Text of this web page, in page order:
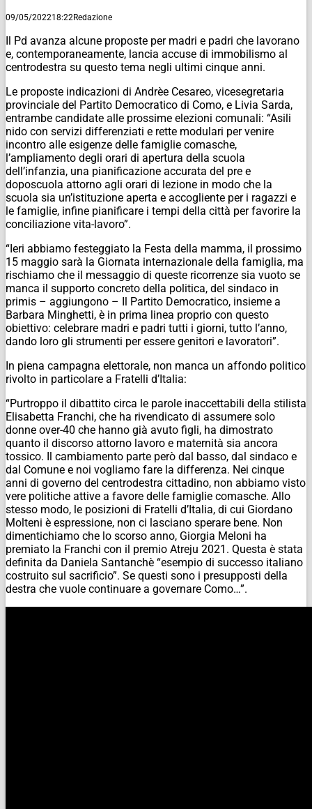
09/05/202218:22Redazione
Il Pd avanza alcune proposte per madri e padri che lavorano
e, contemporaneamente, lancia accuse di immobilismo al
centrodestra su questo tema negli ultimi cinque anni.
Le proposte indicazioni di Andrèe Cesareo, vicesegretaria
provinciale del Partito Democratico di Como, e Livia Sarda,
entrambe candidate alle prossime elezioni comunali: “Asili
nido con servizi differenziati e rette modulari per venire
incontro alle esigenze delle famiglie comasche,
l’ampliamento degli orari di apertura della scuola
dell’infanzia, una pianificazione accurata del pre e
doposcuola attorno agli orari di lezione in modo che la
scuola sia un’istituzione aperta e accogliente per i ragazzi e
le famiglie, infine pianificare i tempi della città per favorire la
conciliazione vita-lavoro”.
“Ieri abbiamo festeggiato la Festa della mamma, il prossimo
15 maggio sarà la Giornata internazionale della famiglia, ma
rischiamo che il messaggio di queste ricorrenze sia vuoto se
manca il supporto concreto della politica, del sindaco in
primis – aggiungono – Il Partito Democratico, insieme a
Barbara Minghetti, è in prima linea proprio con questo
obiettivo: celebrare madri e padri tutti i giorni, tutto l’anno,
dando loro gli strumenti per essere genitori e lavoratori”.
In piena campagna elettorale, non manca un affondo politico
rivolto in particolare a Fratelli d’Italia:
“Purtroppo il dibattito circa le parole inaccettabili della stilista
Elisabetta Franchi, che ha rivendicato di assumere solo
donne over-40 che hanno già avuto figli, ha dimostrato
quanto il discorso attorno lavoro e maternità sia ancora
tossico. Il cambiamento parte però dal basso, dal sindaco e
dal Comune e noi vogliamo fare la differenza. Nei cinque
anni di governo del centrodestra cittadino, non abbiamo visto
vere politiche attive a favore delle famiglie comasche. Allo
stesso modo, le posizioni di Fratelli d’Italia, di cui Giordano
Molteni è espressione, non ci lasciano sperare bene. Non
dimentichiamo che lo scorso anno, Giorgia Meloni ha
premiato la Franchi con il premio Atreju 2021. Questa è stata
definita da Daniela Santanchè “esempio di successo italiano
costruito sul sacrificio”. Se questi sono i presupposti della
destra che vuole continuare a governare Como…”.